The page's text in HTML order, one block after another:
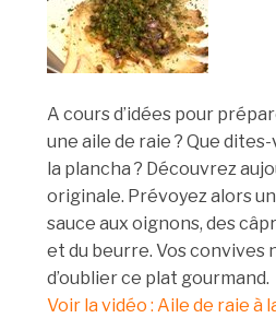
A cours d’idées pour
une aile de raie ? Que
la plancha ? Découvrez
originale. Prévoyez alors
sauce aux oignons, des
et du beurre. Vos convives
d’oublier ce plat gourmand.
Voir la vidéo : Aile de raie à